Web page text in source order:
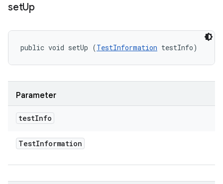
setUp
public void setUp (TestInformation testInfo)
Parameter
testInfo
TestInformation